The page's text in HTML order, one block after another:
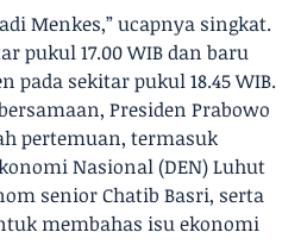
Menkes,” ucapnya singkat.
pukul 17.00 WIB dan baru
pada sekitar pukul 18.45 WIB.
Presiden Prabowo
pertemuan, termasuk
Nasional (DEN) Luhut
senior Chatib Basri, serta
membahas isu ekonomi